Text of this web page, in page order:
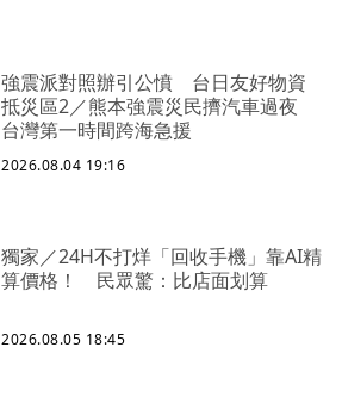
強震派對照辦引公憤 台日友好物資
抵災區2／熊本強震災民擠汽車過夜
台灣第一時間跨海急援
2026.08.04 19:16
獨家／24H不打烊「回收手機」靠AI精
算價格！ 民眾驚：比店面划算
2026.08.05 18:45